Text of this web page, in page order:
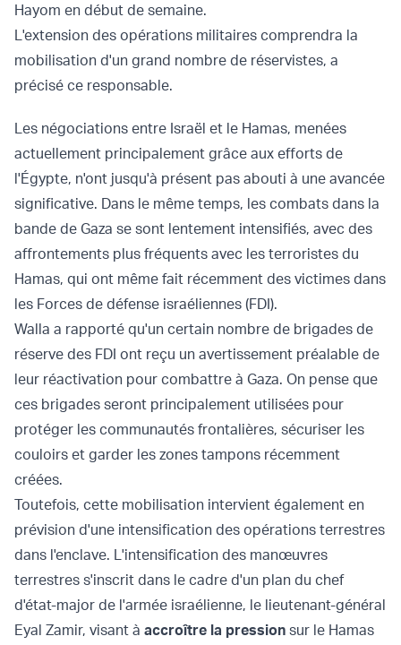
Hayom en début de semaine.
L'extension des opérations militaires comprendra la
mobilisation d'un grand nombre de réservistes, a
précisé ce responsable.
Les négociations entre Israël et le Hamas, menées
actuellement principalement grâce aux efforts de
l'Égypte, n'ont jusqu'à présent pas abouti à une avancée
significative. Dans le même temps, les combats dans la
bande de Gaza se sont lentement intensifiés, avec des
affrontements plus fréquents avec les terroristes du
Hamas, qui ont même fait récemment des victimes dans
les Forces de défense israéliennes (FDI).
Walla a rapporté qu'un certain nombre de brigades de
réserve des FDI ont reçu un avertissement préalable de
leur réactivation pour combattre à Gaza. On pense que
ces brigades seront principalement utilisées pour
protéger les communautés frontalières, sécuriser les
couloirs et garder les zones tampons récemment
créées.
Toutefois, cette mobilisation intervient également en
prévision d'une intensification des opérations terrestres
dans l'enclave. L'intensification des manœuvres
terrestres s'inscrit dans le cadre d'un plan du chef
d'état-major de l'armée israélienne, le lieutenant-général
Eyal Zamir, visant à accroître la pression sur le Hamas